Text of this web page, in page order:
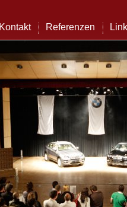
Kontakt Referenzen